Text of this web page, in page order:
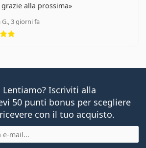
alla prossima
G., 3 giorni fa
valutazione 5 di 5
Iscriviti alla
50 punti bonus per scegliere
con il tuo acquisto.